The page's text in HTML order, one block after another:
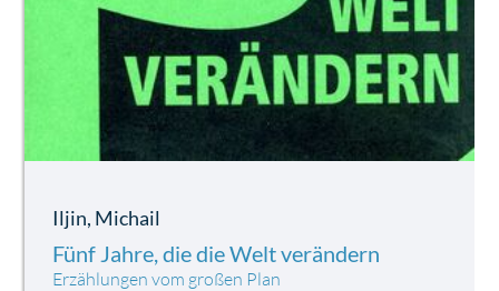
Iljin, Michail
Fünf Jahre, die die Welt verändern
Erzählungen vom großen Plan